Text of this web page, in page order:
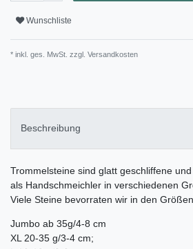
Wunschliste
* inkl. ges. MwSt. zzgl. Versandkosten
Beschreibung
Trommelsteine sind glatt geschliffene
als Handschmeichler in verschiedenen
Viele Steine bevorraten wir in den
Jumbo ab 35g/4-8 cm
XL 20-35 g/3-4 cm;